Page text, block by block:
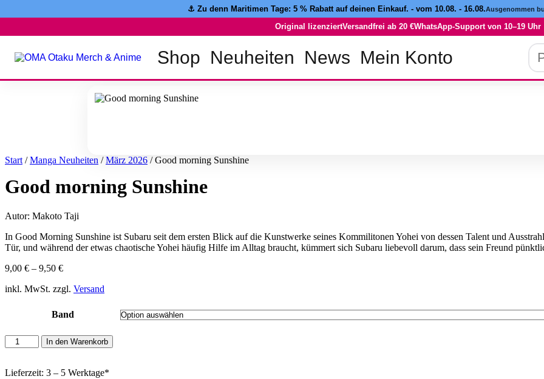
Inhalt
⚓️ Zu denn Maritimen Tage: 5 % Rabattauf deinen Einkauf. - vom 10.08. - 16.08.Ausgenommen
Original lizenziertVersandfrei ab 20 €WhatsApp-Support von 10–19 Uhr
Shop Neuheiten News Mein Konto
Start /Manga Neuheiten /März 2026 / Good morning Sunshine
Good morning Sunshine
Autor: Makoto Taji
In Good Morning Sunshine ist Subaru seit dem ersten Blick auf die Kunstwerke seines Kommilitonen Yohei von dessen Talent und
Tür, und während der etwas chaotische Yohei häufig Hilfe im Alltag braucht, kümmert sich Subaru liebevoll darum, dass sein Freund
9,00 € – 9,50 €
inkl. MwSt. zzgl. Versand
Band
Good
morning
Menge
In den Warenkorb
Lieferzeit: 3 – 5 Werktage*